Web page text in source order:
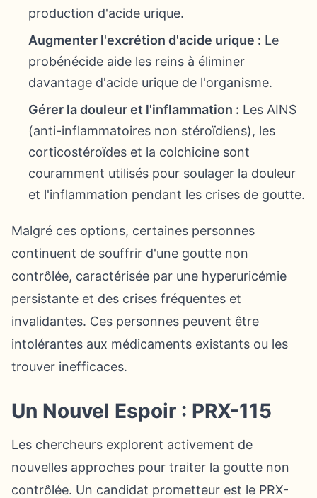
production d'acide urique.
Augmenter l'excrétion d'acide urique : Le
probénécide aide les reins à éliminer
davantage d'acide urique de l'organisme.
Gérer la douleur et l'inflammation : Les AINS
(anti-inflammatoires non stéroïdiens), les
corticostéroïdes et la colchicine sont
couramment utilisés pour soulager la douleur
et l'inflammation pendant les crises de goutte.
Malgré ces options, certaines personnes
continuent de souffrir d'une goutte non
contrôlée, caractérisée par une hyperuricémie
persistante et des crises fréquentes et
invalidantes. Ces personnes peuvent être
intolérantes aux médicaments existants ou les
trouver inefficaces.
Un Nouvel Espoir : PRX-115
Les chercheurs explorent activement de
nouvelles approches pour traiter la goutte non
contrôlée. Un candidat prometteur est le PRX-